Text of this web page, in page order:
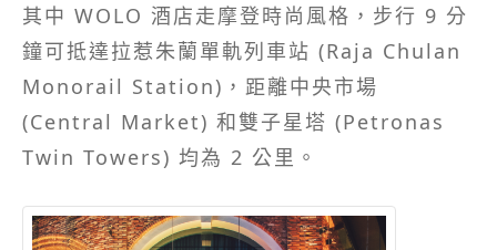
其中 WOLO 酒店走摩登時尚風格，步行 9 分
鐘可抵達拉惹朱蘭單軌列車站 (Raja Chulan
Monorail Station)，距離中央市場
(Central Market) 和雙子星塔 (Petronas
Twin Towers) 均為 2 公里。